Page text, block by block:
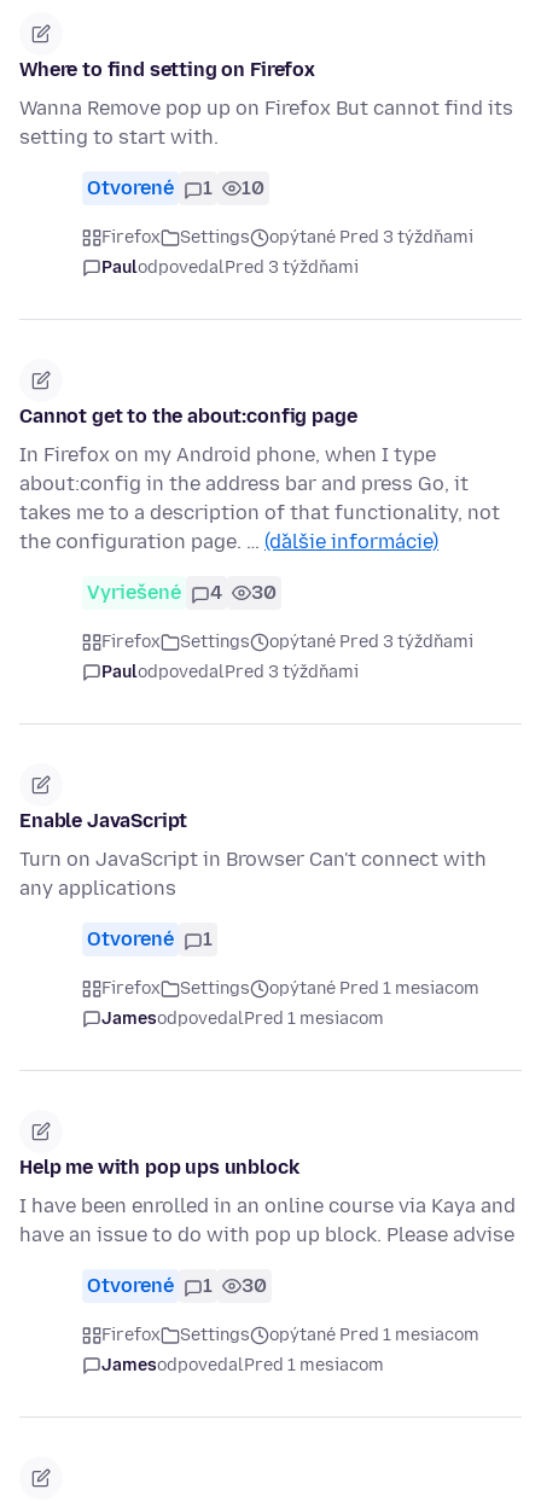
Where to find setting on Firefox
Wanna Remove pop up on Firefox But cannot find its
setting to start with.
Otvorené 1 10
Firefox Settings
opýtané Pred 3 týždňami
PaulodpovedalPred 3 týždňami
Cannot get to the about:config page
In Firefox on my Android phone, when I type
about:config in the address bar and press Go, it
takes me to a description of that functionality, not
the configuration page. … (ďalšie informácie)
Vyriešené 4 30
Firefox Settings
opýtané Pred 3 týždňami
PaulodpovedalPred 3 týždňami
Enable JavaScript
Turn on JavaScript in Browser Can't connect with
any applications
Otvorené 1
Firefox Settings
opýtané Pred 1 mesiacom
JamesodpovedalPred 1 mesiacom
Help me with pop ups unblock
I have been enrolled in an online course via Kaya and
have an issue to do with pop up block. Please advise
Otvorené 1 30
Firefox Settings
opýtané Pred 1 mesiacom
JamesodpovedalPred 1 mesiacom